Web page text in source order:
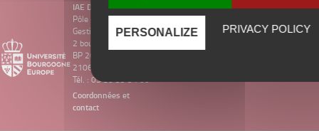
IAE DIJON
Pôle d’Économie et
Gestion
2 boulevard Gabriel
BP 26611
21066 Dijon Cedex
Tél. : 03 80 39 54 00
Coordonnées et
contact
PERSONALIZE PRIVACY POLICY